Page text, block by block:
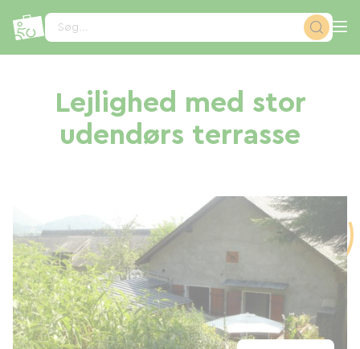
Søg...
Lejlighed med stor
udendørs terrasse
CCookie-styringspanel